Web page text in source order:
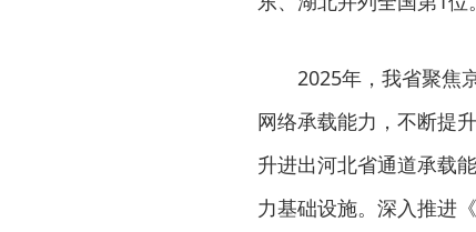
2025年，我省聚焦
网络承载能力，不断提
升进出河北省通道承载
力基础设施。深入推进